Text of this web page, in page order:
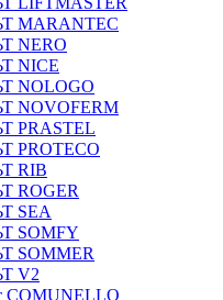
MARANTEC
NERO
NICE
NOLOGO
NOVOFERM
PRASTEL
PROTECO
RIB
ROGER
SEA
SOMFY
SOMMER
V2
СOMUNELLO